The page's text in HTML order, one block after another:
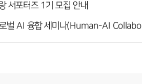
서포터즈 1기 모집 안내
로벌 AI 융합 세미나(Human-AI